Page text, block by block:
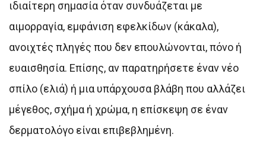
ιδιαίτερη σημασία όταν συνδυάζεται με
αιμορραγία, εμφάνιση εφελκίδων (κάκαλα),
ανοιχτές πληγές που δεν επουλώνονται, πόνο ή
ευαισθησία. Επίσης, αν παρατηρήσετε έναν νέο
σπίλο (ελιά) ή μια υπάρχουσα βλάβη που αλλάζει
μέγεθος, σχήμα ή χρώμα, η επίσκεψη σε έναν
δερματολόγο είναι επιβεβλημένη.